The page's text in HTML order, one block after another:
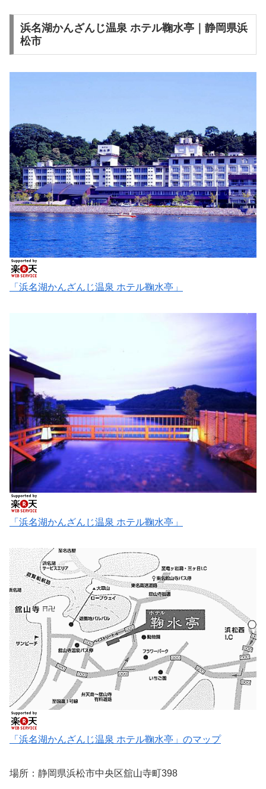
浜名湖かんざんじ温泉 ホテル鞠水亭｜静岡県浜
松市
「浜名湖かんざんじ温泉 ホテル鞠水亭」
「浜名湖かんざんじ温泉 ホテル鞠水亭」
「浜名湖かんざんじ温泉 ホテル鞠水亭」のマップ
場所：静岡県浜松市中央区舘山寺町398